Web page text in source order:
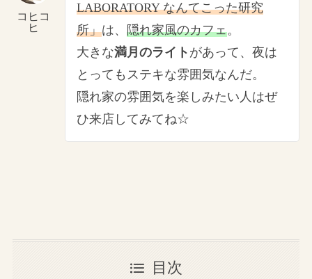
コヒコ
ヒ
LABORATORY なんてこった研究
所」は、 隠れ家風のカフェ。
大きな満月のライト があって、夜は
とってもステキな雰囲気なんだ。
隠れ家の雰囲気を楽しみたい人はぜ
ひ来店してみてね☆
目次